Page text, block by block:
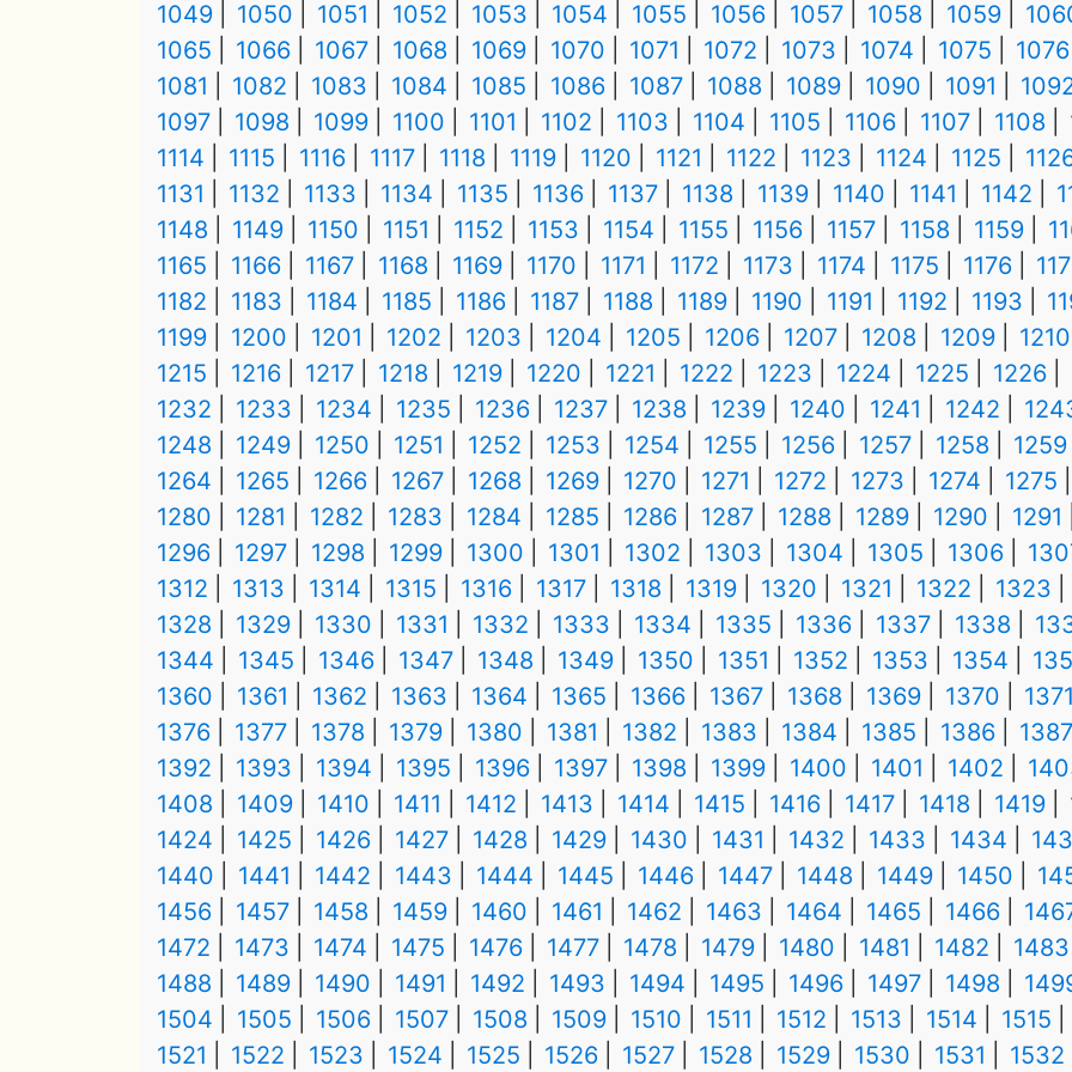
1049 1050 1051 1052 1053 1054 1055 1056 1057 1058 1059
1065
1066 1067 1068 1069 1070 1071 1072 1073 1074 1075
1076
1081
1082 1083 1084 1085 1086 1087 1088 1089 1090 1091
1097
1098 1099 1100 1101 1102 1103 1104 1105 1106 1107 1108
1114
1115 1116 1117 1118 1119 1120 1121 1122 1123 1124 1125
1131
1132 1133 1134 1135 1136 1137 1138 1139 1140 1141 1142
1148
1149 1150 1151 1152 1153 1154 1155 1156 1157 1158 1159
1165
1166 1167 1168 1169 1170 1171 1172 1173 1174 1175 1176
1182
1183 1184 1185 1186 1187 1188 1189 1190 1191 1192 1193
1199
1200 1201 1202 1203 1204 1205 1206 1207 1208 1209
1210
1215
1216 1217 1218 1219 1220 1221 1222 1223 1224 1225 1226
1232
1233 1234 1235 1236 1237 1238 1239 1240 1241 1242
1248
1249 1250 1251 1252 1253 1254 1255 1256 1257 1258
1259
1264
1265 1266 1267 1268 1269 1270 1271 1272 1273 1274
1275
1280
1281 1282 1283 1284 1285 1286 1287 1288 1289 1290
1291
1296
1297 1298 1299 1300 1301 1302 1303 1304 1305 1306
1312
1313 1314 1315 1316 1317 1318 1319 1320 1321 1322
1323
1328
1329 1330 1331 1332 1333 1334 1335 1336 1337 1338
1344
1345 1346 1347 1348 1349 1350 1351 1352 1353 1354
1360
1361 1362 1363 1364 1365 1366 1367 1368 1369 1370
1376
1377 1378 1379 1380 1381 1382 1383 1384 1385 1386
1387
1392
1393 1394 1395 1396 1397 1398 1399 1400 1401 1402
1408
1409 1410 1411 1412 1413 1414 1415 1416 1417 1418 1419
1424
1425 1426 1427 1428 1429 1430 1431 1432 1433 1434
1440
1441 1442 1443 1444 1445 1446 1447 1448 1449 1450
1456
1457 1458 1459 1460 1461 1462 1463 1464 1465 1466
1472
1473 1474 1475 1476 1477 1478 1479 1480 1481 1482
1483
1488
1489 1490 1491 1492 1493 1494 1495 1496 1497 1498
1504
1505 1506 1507 1508 1509 1510 1511 1512 1513 1514
1515
1521
1522 1523 1524 1525 1526 1527 1528 1529 1530 1531 1532